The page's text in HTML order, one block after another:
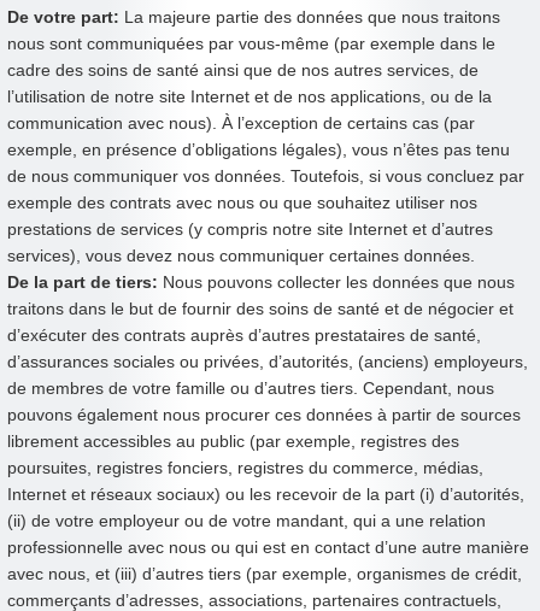
De votre part: La majeure partie des données que nous traitons
nous sont communiquées par vous-même (par exemple dans le
cadre des soins de santé ainsi que de nos autres services, de
l’utilisation de notre site Internet et de nos applications, ou de la
communication avec nous). À l’exception de certains cas (par
exemple, en présence d’obligations légales), vous n’êtes pas tenu
de nous communiquer vos données. Toutefois, si vous concluez par
exemple des contrats avec nous ou que souhaitez utiliser nos
prestations de services (y compris notre site Internet et d’autres
services), vous devez nous communiquer certaines données.
De la part de tiers: Nous pouvons collecter les données que nous
traitons dans le but de fournir des soins de santé et de négocier et
d’exécuter des contrats auprès d’autres prestataires de santé,
d’assurances sociales ou privées, d’autorités, (anciens) employeurs,
de membres de votre famille ou d’autres tiers. Cependant, nous
pouvons également nous procurer ces données à partir de sources
librement accessibles au public (par exemple, registres des
poursuites, registres fonciers, registres du commerce, médias,
Internet et réseaux sociaux) ou les recevoir de la part (i) d’autorités,
(ii) de votre employeur ou de votre mandant, qui a une relation
professionnelle avec nous ou qui est en contact d’une autre manière
avec nous, et (iii) d’autres tiers (par exemple, organismes de crédit,
commerçants d’adresses, associations, partenaires contractuels,